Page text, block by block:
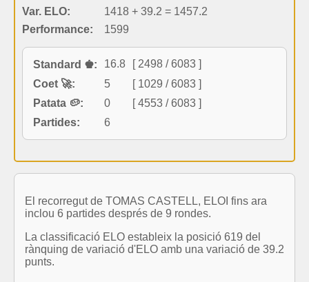
Var. ELO:
1418 + 39.2 = 1457.2
Performance:
1599
Standard ♚: 16.8
[ 2498 / 6083 ]
Coet 🚀:
5
[ 1029 / 6083 ]
Patata 🥔:
0
[ 4553 / 6083 ]
Partides:
6
El recorregut de TOMAS CASTELL, ELOI fins ara
inclou 6 partides després de 9 rondes.
La classificació ELO estableix la posició 619 del
rànquing de variació d'ELO amb una variació de 39.2
punts.